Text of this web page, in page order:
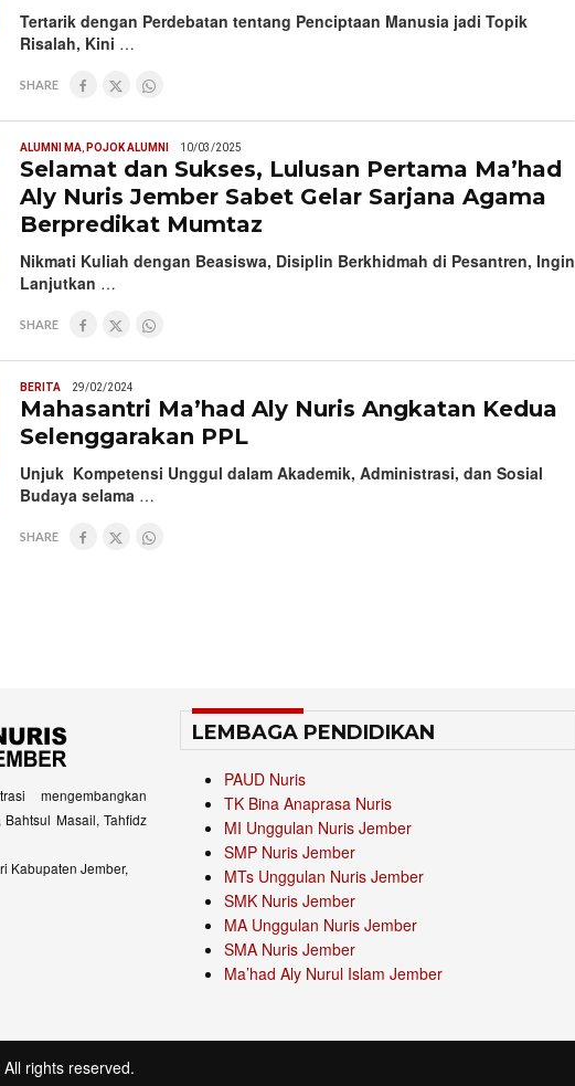
Tertarik dengan Perdebatan tentang Penciptaan Manusia jadi Topik
Risalah, Kini …
SHARE
ALUMNI MA, POJOK ALUMNI 10/03/2025
Selamat dan Sukses, Lulusan Pertama Ma’had
Aly Nuris Jember Sabet Gelar Sarjana Agama
Berpredikat Mumtaz
Nikmati Kuliah dengan Beasiswa, Disiplin Berkhidmah di Pesantren, Ingin
Lanjutkan …
SHARE
BERITA 29/02/2024
Mahasantri Ma’had Aly Nuris Angkatan Kedua
Selenggarakan PPL
Unjuk Kompetensi Unggul dalam Akademik, Administrasi, dan Sosial
Budaya selama …
SHARE
mengembangkan
Masail, Tahfidz
Kabupaten Jember,
LEMBAGA PENDIDIKAN
PAUD Nuris
TK Bina Anaprasa Nuris
MI Unggulan Nuris Jember
SMP Nuris Jember
MTs Unggulan Nuris Jember
SMK Nuris Jember
MA Unggulan Nuris Jember
SMA Nuris Jember
Ma’had Aly Nurul Islam Jember
All rights reserved.